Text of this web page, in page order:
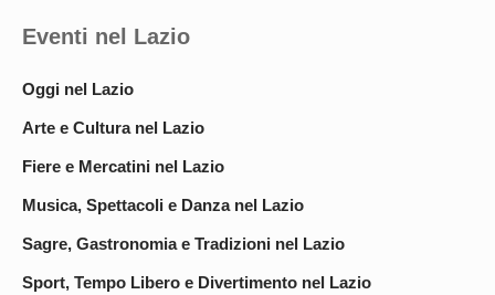
Eventi nel Lazio
Oggi nel Lazio
Arte e Cultura nel Lazio
Fiere e Mercatini nel Lazio
Musica, Spettacoli e Danza nel Lazio
Sagre, Gastronomia e Tradizioni nel Lazio
Sport, Tempo Libero e Divertimento nel Lazio